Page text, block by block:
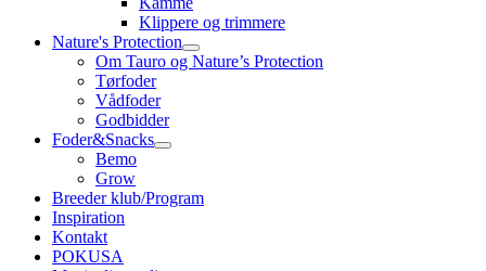
Klippere og trimmere
Nature's Protection
Om Tauro og Nature’s Protection
Tørfoder
Vådfoder
Godbidder
Foder&Snacks
Bemo
Grow
Breeder klub/Program
Inspiration
Kontakt
POKUSA